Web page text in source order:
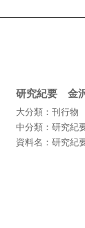
研究紀要 金
大分類：刊行物
中分類：研究
資料名：研究